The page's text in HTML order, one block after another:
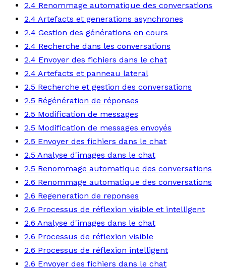
2.4 Renommage automatique des conversations
2.4 Artefacts et generations asynchrones
2.4 Gestion des générations en cours
2.4 Recherche dans les conversations
2.4 Envoyer des fichiers dans le chat
2.4 Artefacts et panneau lateral
2.5 Recherche et gestion des conversations
2.5 Régénération de réponses
2.5 Modification de messages
2.5 Modification de messages envoyés
2.5 Envoyer des fichiers dans le chat
2.5 Analyse d'images dans le chat
2.5 Renommage automatique des conversations
2.6 Renommage automatique des conversations
2.6 Regeneration de reponses
2.6 Processus de réflexion visible et intelligent
2.6 Analyse d'images dans le chat
2.6 Processus de réflexion visible
2.6 Processus de réflexion intelligent
2.6 Envoyer des fichiers dans le chat